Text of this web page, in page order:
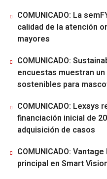
COMUNICADO: La
calidad de la atención
mayores
COMUNICADO:
encuestas muestran
sostenibles para
COMUNICADO: Lexsys
financiación inicial de
adquisición de casos
COMUNICADO:
principal en Smart